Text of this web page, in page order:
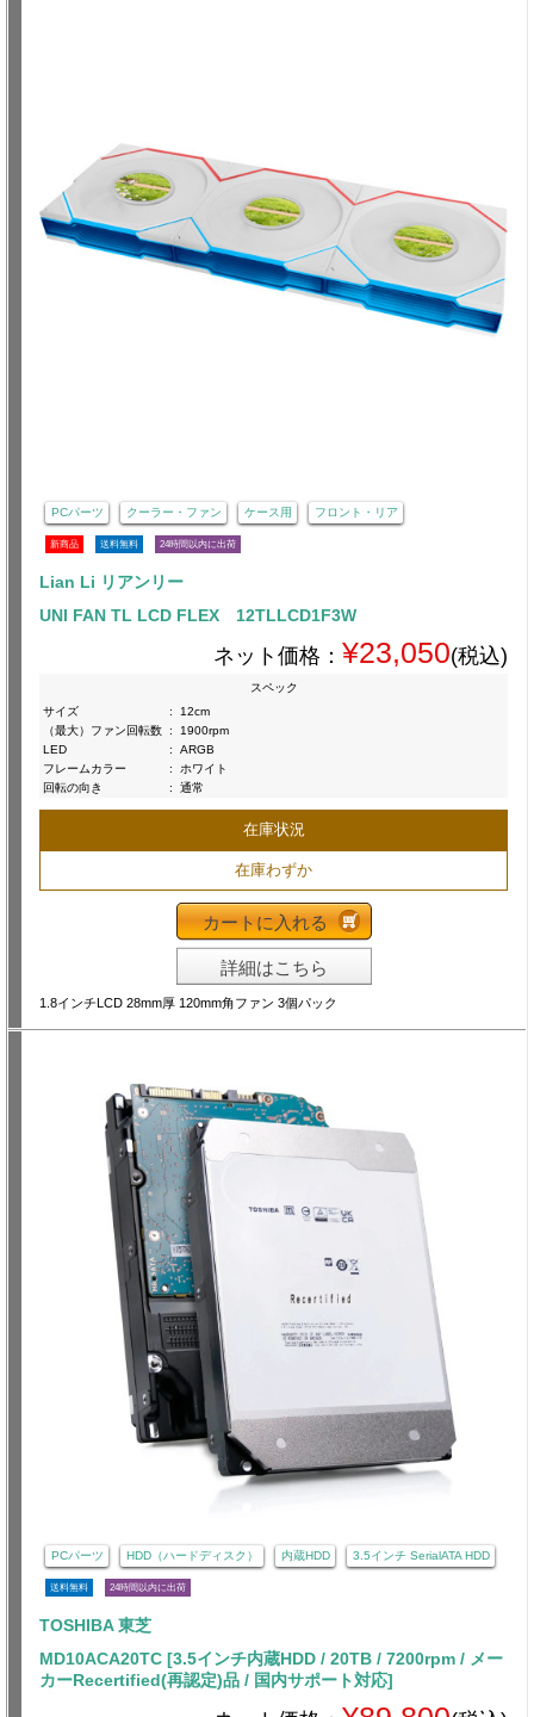
PCパーツ クーラー・ファン ケース用 フロント・リア
新商品 送料無料 24時間以内に出荷
Lian Li リアンリー
UNI FAN TL LCD FLEX 12TLLCD1F3W
ネット価格： ¥23,050(税込)
スペック
サイズ
:
12cm
（最大）ファン回転数 :
1900rpm
LED
:
ARGB
フレームカラー
:
ホワイト
回転の向き
: 通常
在庫状況
在庫わずか
カートに入れる
詳細はこちら
1.8インチLCD 28mm厚 120mm角ファン 3個パック
PCパーツ HDD（ハードディスク） 内蔵HDD 3.5インチ SerialATA HDD
送料無料 24時間以内に出荷
TOSHIBA 東芝
MD10ACA20TC [3.5インチ内蔵HDD / 20TB / 7200rpm / メー
カーRecertified(再認定)品 / 国内サポート対応]